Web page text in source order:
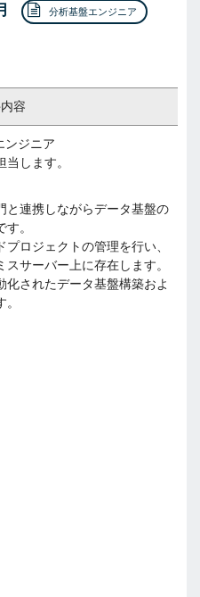
分析基盤エンジニア
容
ンジニア
します。
と連携しながらデータ基盤の
。
ロジェクトの管理を行い、
サーバー上に存在します。
化されたデータ基盤構築およ